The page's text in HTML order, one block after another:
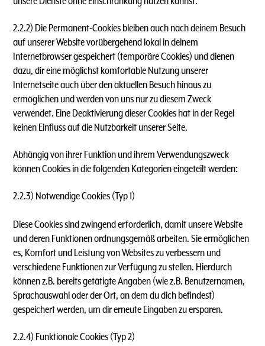
2.2.2) Die Permanent-Cookies bleiben auch nach deinem Besuch
auf unserer Website vorübergehend lokal in deinem
Internetbrowser gespeichert (temporäre Cookies) und dienen
dazu, dir eine möglichst komfortable Nutzung unserer
Internetseite auch über den aktuellen Besuch hinaus zu
ermöglichen und werden von uns nur zu diesem Zweck
verwendet. Eine Deaktivierung dieser Cookies hat in der Regel
keinen Einfluss auf die Nutzbarkeit unserer Seite.
Abhängig von ihrer Funktion und ihrem Verwendungszweck
können Cookies in die folgenden Kategorien eingeteilt werden:
2.2.3) Notwendige Cookies (Typ 1)
Diese Cookies sind zwingend erforderlich, damit unsere Website
und deren Funktionen ordnungsgemäß arbeiten. Sie ermöglichen
es, Komfort und Leistung von Websites zu verbessern und
verschiedene Funktionen zur Verfügung zu stellen. Hierdurch
können z.B. bereits getätigte Angaben (wie z.B. Benutzernamen,
Sprachauswahl oder der Ort, an dem du dich befindest)
gespeichert werden, um dir erneute Eingaben zu ersparen.
2.2.4) Funktionale Cookies (Typ 2)